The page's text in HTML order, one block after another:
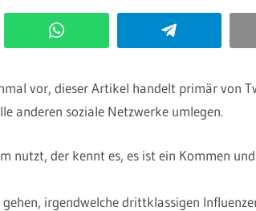
WhatsApp Telegram
vor, dieser Artikel handelt primär von
anderen soziale Netzwerke umlegen.
nutzt, der kennt es, es ist ein Kommen
irgendwelche drittklassigen